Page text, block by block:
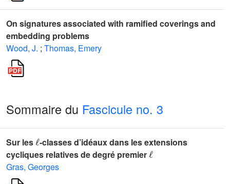
On signatures associated with ramified coverings and
embedding problems
Wood, J. ; Thomas, Emery
Sommaire du Fascicule no. 3
Sur les -classes d’idéaux dans les extensions
cycliques relatives de degré premier
ℓ
Gras, Georges